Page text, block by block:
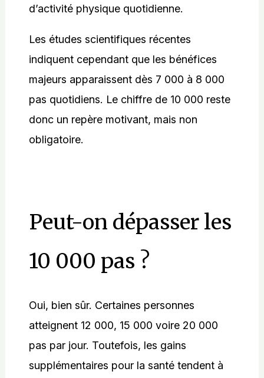
d’activité physique quotidienne.
Les études scientifiques récentes
indiquent cependant que les bénéfices
majeurs apparaissent dès 7 000 à 8 000
pas quotidiens. Le chiffre de 10 000 reste
donc un repère motivant, mais non
obligatoire.
Peut-on dépasser les
10 000 pas ?
Oui, bien sûr. Certaines personnes
atteignent 12 000, 15 000 voire 20 000
pas par jour. Toutefois, les gains
supplémentaires pour la santé tendent à